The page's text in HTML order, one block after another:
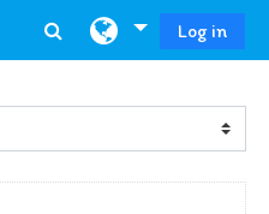
Log in